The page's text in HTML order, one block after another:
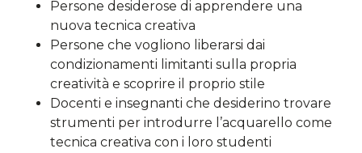
Persone desiderose di apprendere una
nuova tecnica creativa
Persone che vogliono liberarsi dai
condizionamenti limitanti sulla propria
creatività e scoprire il proprio stile
Docenti e insegnanti che desiderino trovare
strumenti per introdurre l’acquarello come
tecnica creativa con i loro studenti